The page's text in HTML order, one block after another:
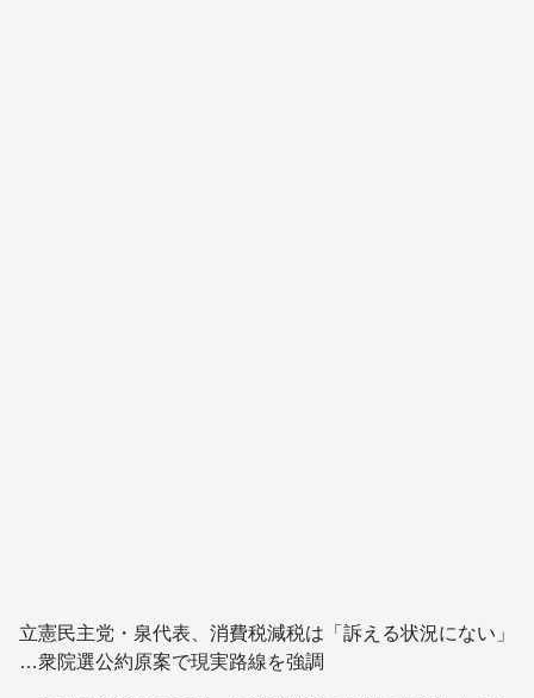
立憲民主党・泉代表、消費税減税は「訴える状況にない」
…衆院選公約原案で現実路線を強調